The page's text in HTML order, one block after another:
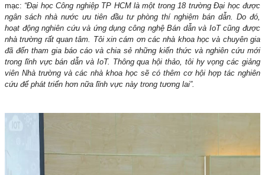
mạc: “Đại học Công nghiệp TP HCM là một trong 18 trường Đại học được
ngân sách nhà nước ưu tiên đầu tư phòng thí nghiệm bán dẫn. Do đó,
hoạt động nghiên cứu và ứng dụng công nghệ Bán dẫn và IoT cũng được
nhà trường rất quan tâm. Tôi xin cám ơn các nhà khoa học và chuyên gia
đã đến tham gia báo cáo và chia sẻ những kiến thức và nghiên cứu mới
trong lĩnh vực bán dẫn và IoT. Thông qua hội thảo, tôi hy vọng các giảng
viên Nhà trường và các nhà khoa học sẽ có thêm cơ hội hợp tác nghiên
cứu để phát triển hơn nữa lĩnh vực này trong tương lai”.